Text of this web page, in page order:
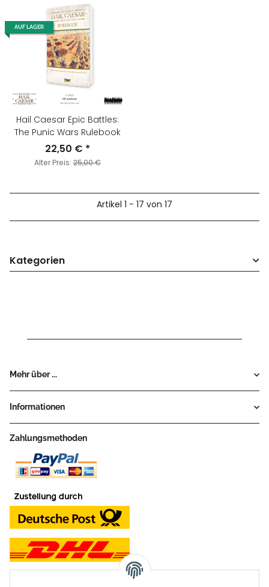
AUF LAGER
Hail Caesar Epic Battles:
The Punic Wars Rulebook
22,50 € *
Alter Preis:25,00 €
Artikel 1 - 17 von 17
Kategorien
Mehr über ...
Informationen
Zahlungsmethoden